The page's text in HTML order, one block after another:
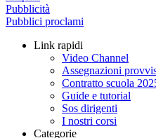
Pubblicità
Pubblici proclami
Link rapidi
Video Channel
Assegnazioni
Contratto scuola
Guide e tutorial
Sos dirigenti
I nostri corsi
Categorie